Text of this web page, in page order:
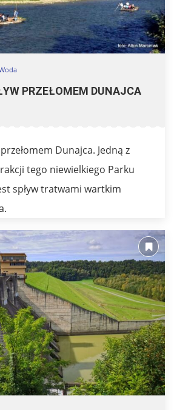
PRZEŁOMEM DUNAJCA
Dunajca. Jedną z
tego niewielkiego Parku
spływ tratwami wartkim